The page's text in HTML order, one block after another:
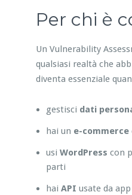
Per chi è
Un Vulnerability
qualsiasi realtà che
diventa essenziale
gestisci dati
hai un e-commerce
usi WordPress con
parti
hai API usate da